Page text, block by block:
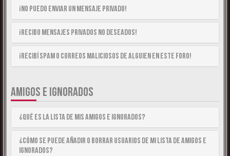
¡No puedo enviar un mensaje privado!
¡Recibo mensajes privados no deseados!
¡Recibí spam o correos maliciosos de alguien en este foro!
AMIGOS E IGNORADOS
¿Qué es la lista de Mis Amigos e Ignorados?
¿Cómo se puede añadir o borrar usuarios de mi lista de Amigos e
Ignorados?